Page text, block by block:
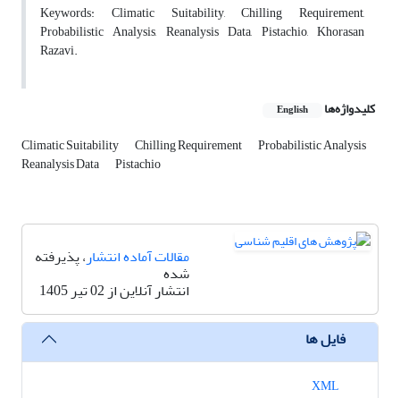
Keywords: Climatic Suitability, Chilling Requirement,
Probabilistic Analysis, Reanalysis Data, Pistachio, Khorasan
Razavi.
کلیدواژه‌ها English
Climatic Suitability Chilling Requirement Probabilistic Analysis
Reanalysis Data Pistachio
مقالات آماده انتشار، پذیرفته
شده
انتشار آنلاین از 02 تیر 1405
فایل ها